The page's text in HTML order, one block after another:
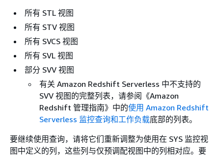
所有 STL 视图
所有 STV 视图
所有 SVCS 视图
所有 SVL 视图
部分 SVV 视图
有关 Amazon Redshift Serverless 中不支持的
SVV 视图的完整列表，请参阅《Amazon
Redshift 管理指南》 中的使用 Amazon Redshift
Serverless 监控查询和工作负载底部的列表。
要继续使用查询，请将它们重新调整为使用在 SYS 监控视
图中定义的列，这些列与仅预调配视图中的列相对应。要